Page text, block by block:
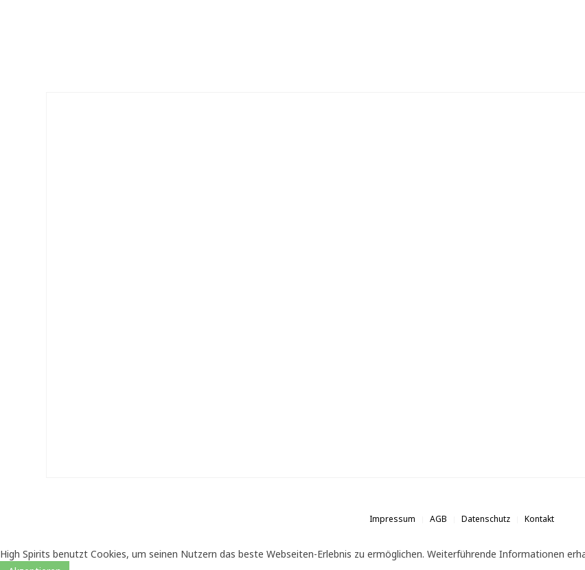
Impressum AGB Datenschutz Kontakt
High Spirits benutzt Cookies, um seinen Nutzern das beste Webseiten-Erlebnis zu ermöglichen. Weiterführende Informationen